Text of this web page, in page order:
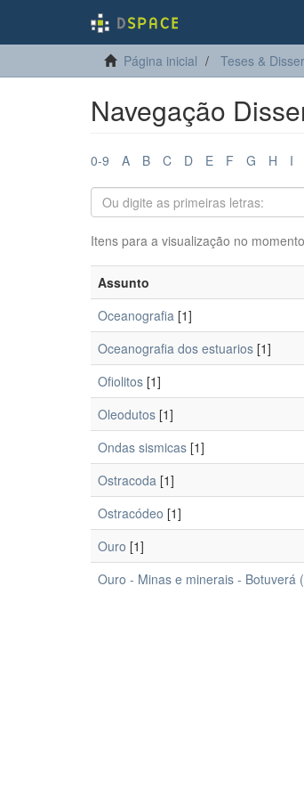
Página inicial Teses &
Navegação
0-9 A B C D E F G H I
Itens para a visualização no
Assunto
Oceanografia [1]
Oceanografia dos estuarios [1]
Ofiolitos [1]
Oleodutos [1]
Ondas sismicas [1]
Ostracoda [1]
Ostracódeo [1]
Ouro [1]
Ouro - Minas e minerais - Botuverá